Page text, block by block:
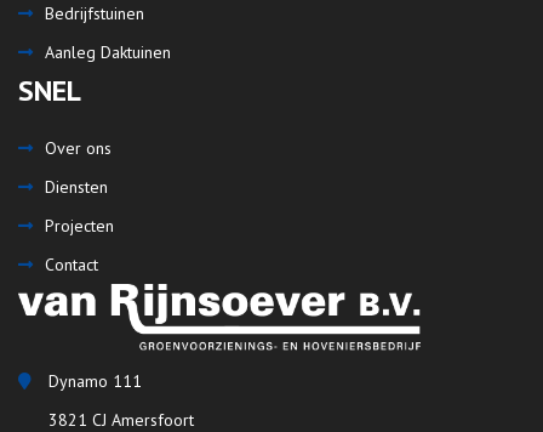
Bedrijfstuinen
Aanleg Daktuinen
SNEL
Over ons
Diensten
Projecten
Contact
Dynamo 111
3821 CJ Amersfoort